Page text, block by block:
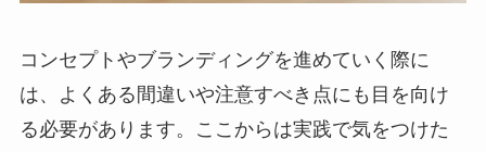
コンセプトやブランディングを進めていく際に
は、よくある間違いや注意すべき点にも目を向け
る必要があります。ここからは実践で気をつけた